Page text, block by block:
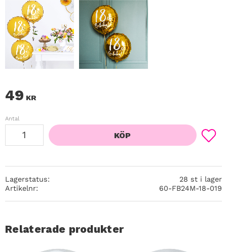
49 KR
Antal
KÖP
Lägg
Lagerstatus
28 st i lager
Artikelnr
60-FB24M-18-019
Relaterade produkter